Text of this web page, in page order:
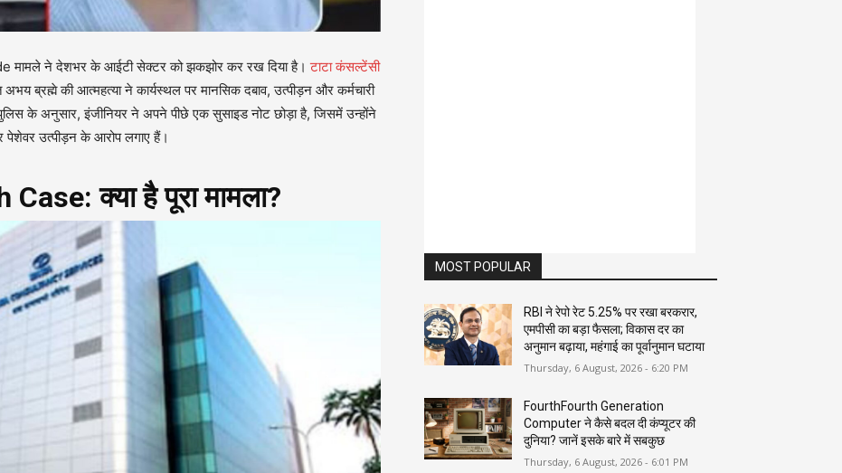
ने देशभर के आईटी सेक्टर को झकझोर कर रख दिया है।टाटा कंसल्टेंसी
ब्रह्मे की आत्महत्या ने कार्यस्थल पर मानसिक दबाव, उत्पीड़न और कर्मचारी
के अनुसार, इंजीनियर ने अपने पीछे एक सुसाइड नोट छोड़ा है, जिसमें उन्होंने
पेशेवर उत्पीड़न के आरोप लगाए हैं।
क्या है पूरा मामला?
MOST POPULAR
RBI ने रेपो रेट 5.25% पर रखा बरकरार,
एमपीसी का बड़ा फैसला; विकास दर का
अनुमान बढ़ाया, महंगाई का पूर्वानुमान घटाया
Thursday, 6 August, 2026 - 6:20 PM
FourthFourth Generation
Computer ने कैसे बदल दी कंप्यूटर की
दुनिया? जानें इसके बारे में सबकुछ
Thursday, 6 August, 2026 - 6:01 PM